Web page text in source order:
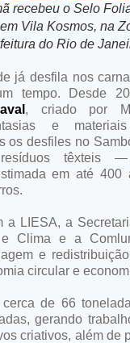
recebeu o Selo
Vila Kosmos, na
do Rio de
já desfila nos
tempo. Desde
, criado por
e materiais
os desfiles no
têxteis
em até
a LIESA, a
e Clima e a
e
circular e
de 66
gerando
criativos, além de